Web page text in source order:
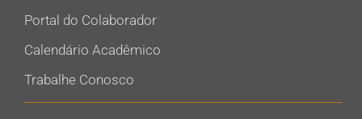
Portal do Colaborador
Calendário Acadêmico
Trabalhe Conosco